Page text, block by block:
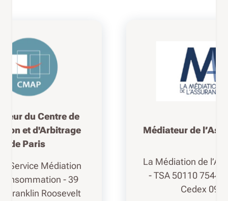
du Centre de
et d'Arbitrage
de Paris
– Service Médiation
- 39
Franklin Roosevelt
Médiateur de
La Médiation de
- TSA 50110 75441
Cedex 09